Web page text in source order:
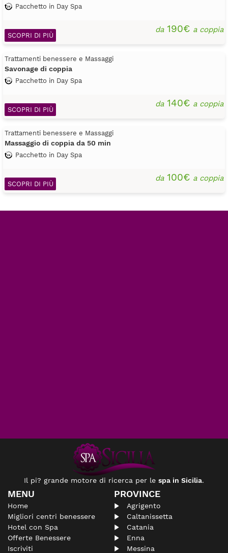
Pacchetto in Day Spa
da190€ a coppia
SCOPRI DI PIÙ
Trattamenti benessere e Massaggi
Savonage di coppia
Pacchetto in Day Spa
da140€ a coppia
SCOPRI DI PIÙ
Trattamenti benessere e Massaggi
Massaggio di coppia da 50 min
Pacchetto in Day Spa
da100€ a coppia
SCOPRI DI PIÙ
Il pi? grande motore di ricerca per le spa in Sicilia.
MENU
Home
Migliori centri benessere
Hotel con Spa
Offerte Benessere
Iscriviti
PROVINCE
Agrigento
Caltanissetta
Catania
Enna
Messina